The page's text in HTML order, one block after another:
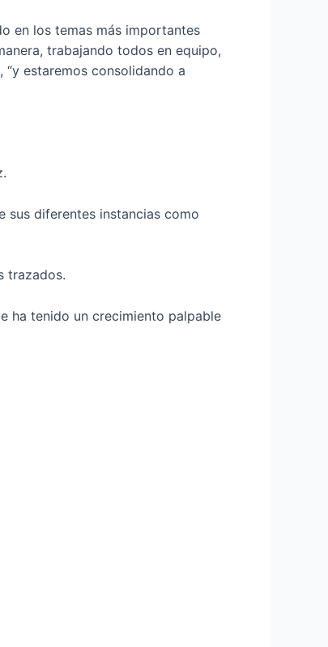
en los temas más importantes
trabajando todos en equipo,
estaremos consolidando a
sus diferentes instancias como
trazados.
ha tenido un crecimiento palpable